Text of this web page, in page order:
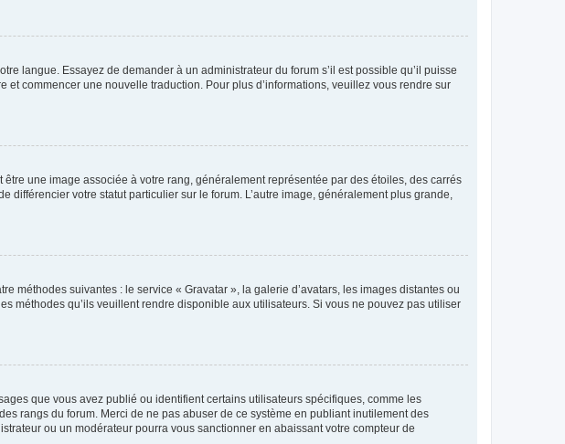
langue. Essayez de demander à un administrateur du forum s’il est possible qu’il puisse
commencer une nouvelle traduction. Pour plus d’informations, veuillez vous rendre sur
une image associée à votre rang, généralement représentée par des étoiles, des carrés
votre statut particulier sur le forum. L’autre image, généralement plus grande,
méthodes suivantes : le service « Gravatar », la galerie d’avatars, les images distantes ou
méthodes qu’ils veuillent rendre disponible aux utilisateurs. Si vous ne pouvez pas utiliser
que vous avez publié ou identifient certains utilisateurs spécifiques, comme les
rangs du forum. Merci de ne pas abuser de ce système en publiant inutilement des
ou un modérateur pourra vous sanctionner en abaissant votre compteur de